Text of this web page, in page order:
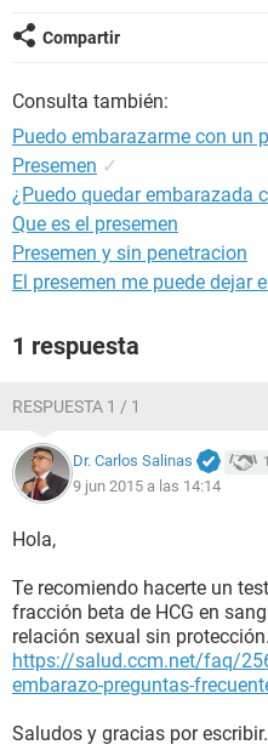
Compartir
Consulta también:
Puedo embarazarme con un
Presemen ✓
¿Puedo quedar embarazada
Que es el presemen
Presemen y sin penetracion
El presemen me puede dejar
1 respuesta
RESPUESTA 1 / 1
Dr. Carlos Salinas
9 jun 2015 a las 14:14
Hola,
Te recomiendo hacerte un
fracción beta de HCG en
relación sexual sin
https://salud.ccm.net/faq/
embarazo-preguntas-
Saludos y gracias por escribir.